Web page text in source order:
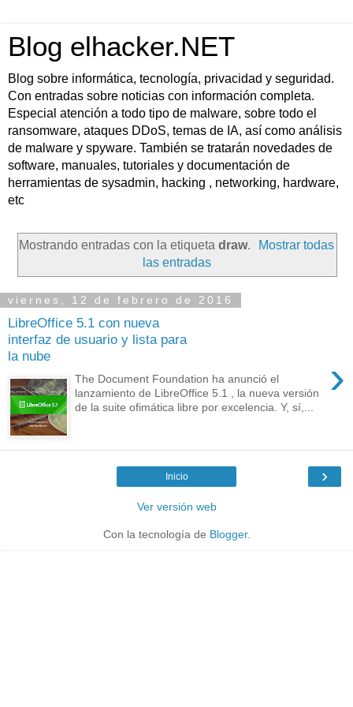
Blog elhacker.NET
Blog sobre informática, tecnología, privacidad y seguridad.
Con entradas sobre noticias con información completa.
Especial atención a todo tipo de malware, sobre todo el
ransomware, ataques DDoS, temas de IA, así como análisis
de malware y spyware. También se tratarán novedades de
software, manuales, tutoriales y documentación de
herramientas de sysadmin, hacking , networking, hardware,
etc
Mostrando entradas con la etiqueta draw.
Mostrar todas
las entradas
viernes, 12 de febrero de 2016
LibreOffice 5.1 con nueva
interfaz de usuario y lista para
la nube
›
The Document Foundation ha anunció el
lanzamiento de LibreOffice 5.1 , la nueva versión
de la suite ofimática libre por excelencia. Y, sí,...
›
Inicio
Ver versión web
Con la tecnología de Blogger.